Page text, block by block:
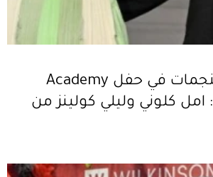
أبرز إطلالات النجمات في حفل Academy
Museum Gala: امل كلوني وليلي كولينز من